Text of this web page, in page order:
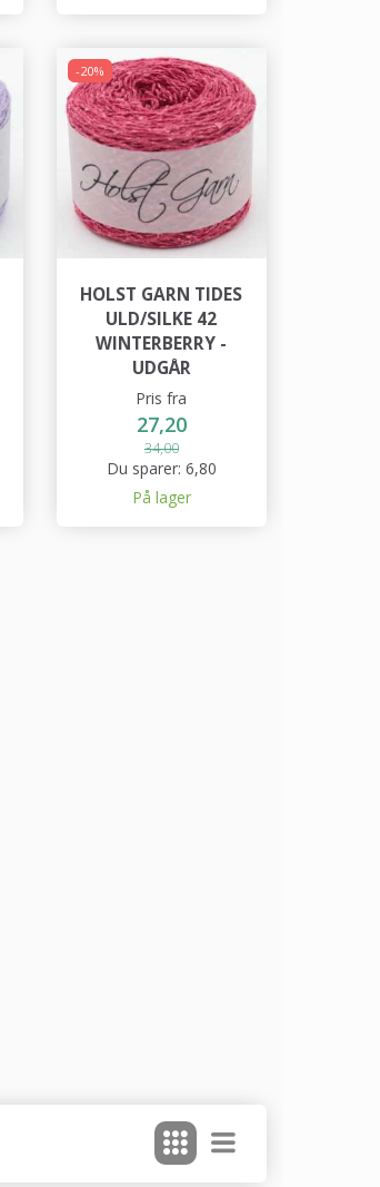
-20%
HOLST GARN TIDES
ULD/SILKE 42
WINTERBERRY -
UDGÅR
Pris fra
27,20
34,00
Du sparer: 6,80
På lager